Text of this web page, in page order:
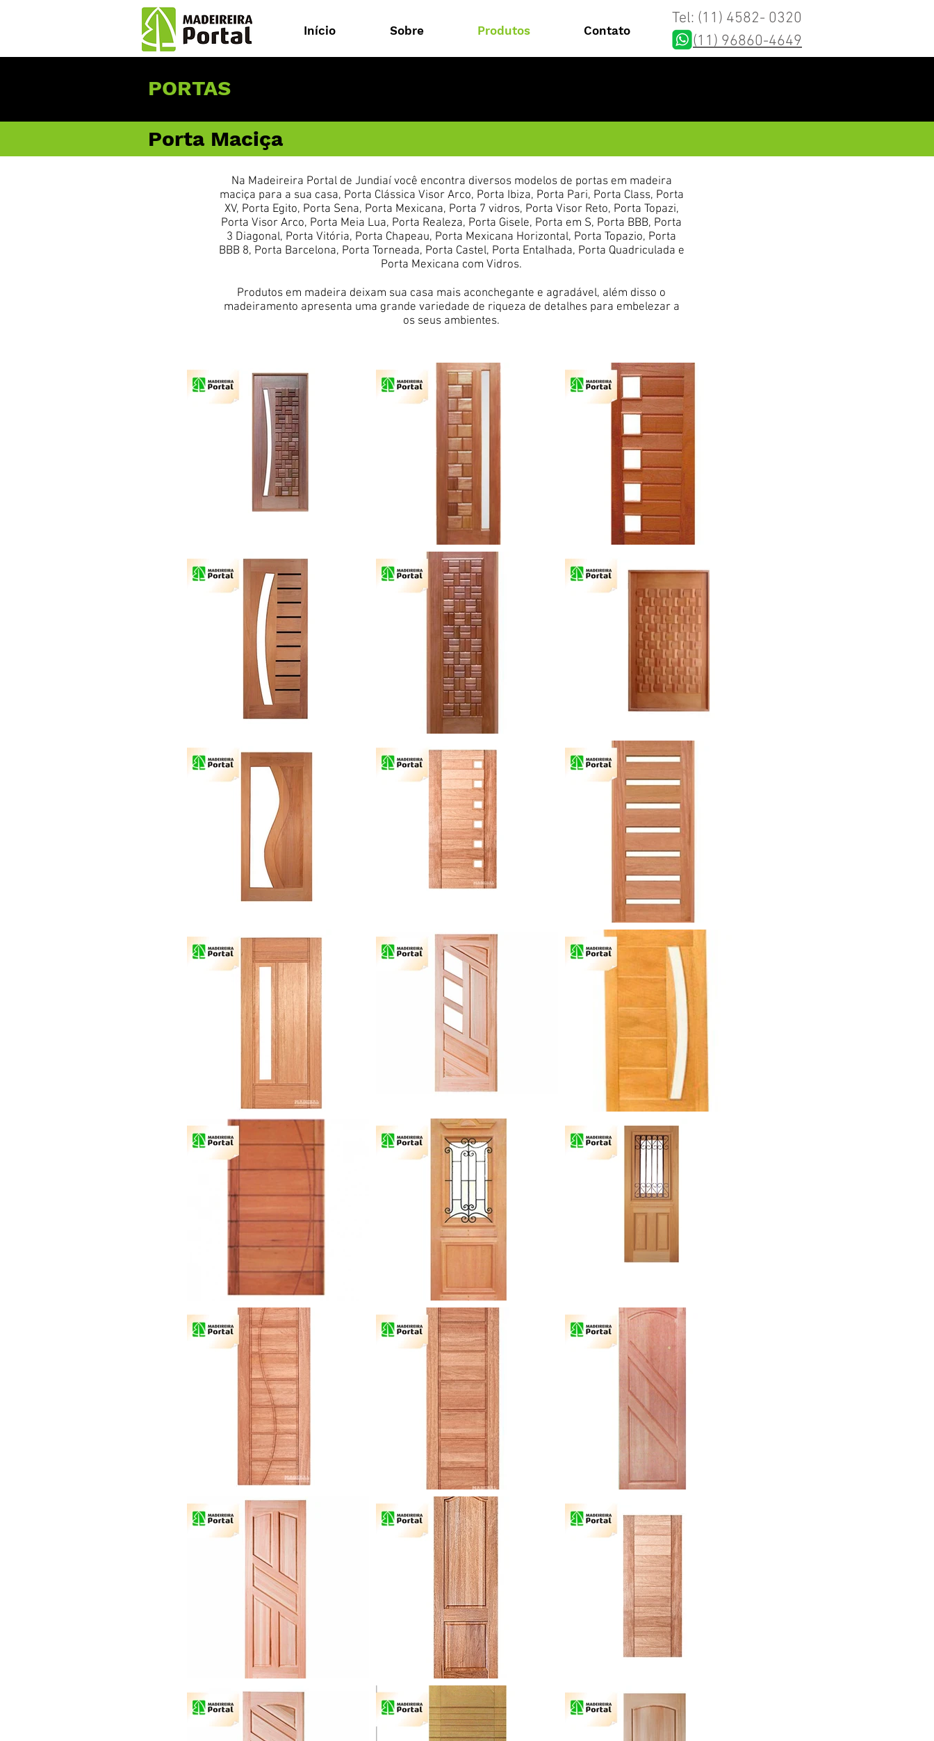
Início Sobre Produtos Contato
Tel: (11) 4582- 0320
(11) 96860-4649
PORTAS
Porta Maciça
Na Madeireira Portal de Jundiaí você encontra diversos modelos de portas em madeira
maciça para a sua casa, Porta Clássica Visor Arco, Porta Ibiza, Porta Pari, Porta Class, Porta
XV, Porta Egito, Porta Sena, Porta Mexicana, Porta 7 vidros, Porta Visor Reto, Porta Topazi,
Porta Visor Arco, Porta Meia Lua, Porta Realeza, Porta Gisele, Porta em S, Porta BBB, Porta
3 Diagonal, Porta Vitória, Porta Chapeau, Porta Mexicana Horizontal, Porta Topazio, Porta
BBB 8, Porta Barcelona, Porta Torneada, Porta Castel, Porta Entalhada, Porta Quadriculada e
Porta Mexicana com Vidros.
Produtos em madeira deixam sua casa mais aconchegante e agradável, além disso o
madeiramento apresenta uma grande variedade de riqueza de detalhes para embelezar a
os seus ambientes.